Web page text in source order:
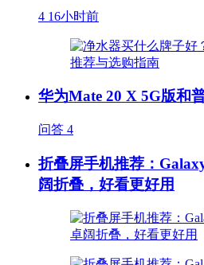
4 16小时前
华为Mate 20 X 5G版和
问答 4
折叠屏手机推荐：
阔折叠，好看更好用